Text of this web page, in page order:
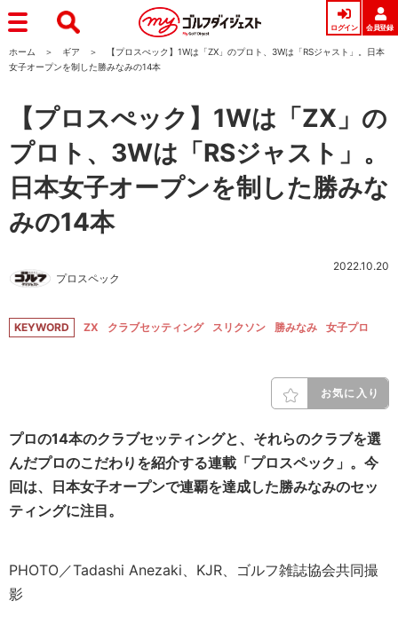
ログイン 会員登録
ホーム ギア
【プロスぺック】1Wは「ZX」のプロト、3Wは「RSジャスト」。日本
女子オープンを制した勝みなみの14本
【プロスぺック】1Wは「ZX」の
プロト、3Wは「RSジャスト」。
日本女子オープンを制した勝みな
みの14本
プロスペック
2022.10.20
KEYWORD ZX クラブセッティング スリクソン 勝みなみ 女子プロ
お気に入り
プロの14本のクラブセッティングと、それらのクラブを選
んだプロのこだわりを紹介する連載「プロスペック」。今
回は、日本女子オープンで連覇を達成した勝みなみのセッ
ティングに注目。
PHOTO／Tadashi Anezaki、KJR、ゴルフ雑誌協会共同撮
影